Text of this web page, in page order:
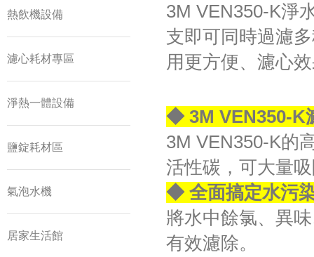
熱飲機設備
濾心耗材專區
淨熱一體設備
鹽錠耗材區
氣泡水機
居家生活館
3M VEN350-K淨
支即可同時過濾
用更方便、濾心
◆ 3M VEN350-K
3M VEN350-K的
活性碳，可大量
◆ 全面搞定水污
將水中餘氯、異
有效濾除。